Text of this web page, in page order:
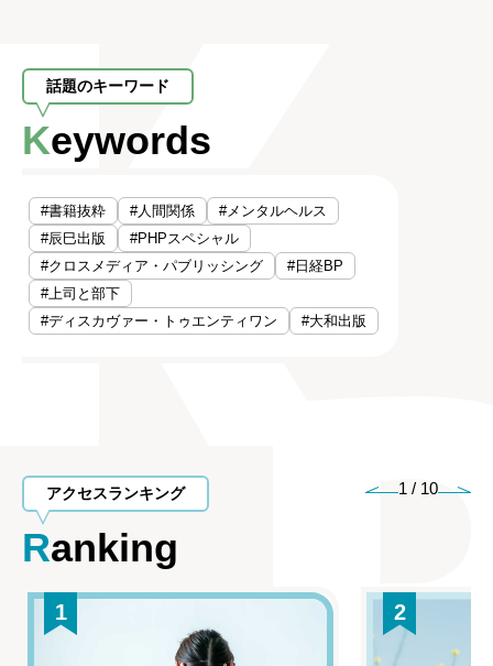
話題のキーワード
Keywords
#書籍抜粋 #人間関係
#メンタルヘルス
#辰巳出版
#PHPスペシャル
#クロスメディア・パブリッシング
#日経BP
#上司と部下
#ディスカヴァー・トゥエンティワン
#大和出版
アクセスランキング
Ranking
1 / 10
1 2